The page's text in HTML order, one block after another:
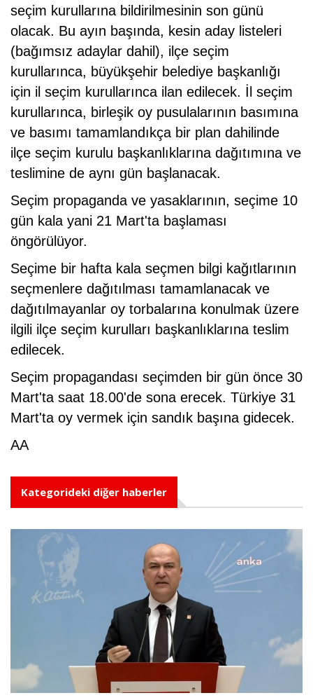
seçim kurullarına bildirilmesinin son günü
olacak. Bu ayın başında, kesin aday listeleri
(bağımsız adaylar dahil), ilçe seçim
kurullarınca, büyükşehir belediye başkanlığı
için il seçim kurullarınca ilan edilecek. İl seçim
kurullarınca, birleşik oy pusulalarının basımına
ve basımı tamamlandıkça bir plan dahilinde
ilçe seçim kurulu başkanlıklarına dağıtımına ve
teslimine de aynı gün başlanacak.
Seçim propaganda ve yasaklarının, seçime 10
gün kala yani 21 Mart'ta başlaması
öngörülüyor.
Seçime bir hafta kala seçmen bilgi kağıtlarının
seçmenlere dağıtılması tamamlanacak ve
dağıtılmayanlar oy torbalarına konulmak üzere
ilgili ilçe seçim kurulları başkanlıklarına teslim
edilecek.
Seçim propagandası seçimden bir gün önce 30
Mart'ta saat 18.00'de sona erecek. Türkiye 31
Mart'ta oy vermek için sandık başına gidecek.
AA
Kategorideki diğer haberler